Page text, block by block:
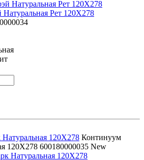
Рет 120Х278
120Х278 Континуум
120Х278 600180000035 New